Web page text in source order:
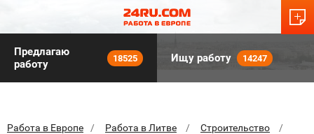
Предлагаю
работу
18525 Ищу работу 14247
Работа в Европе Работа в Литве
Строительство